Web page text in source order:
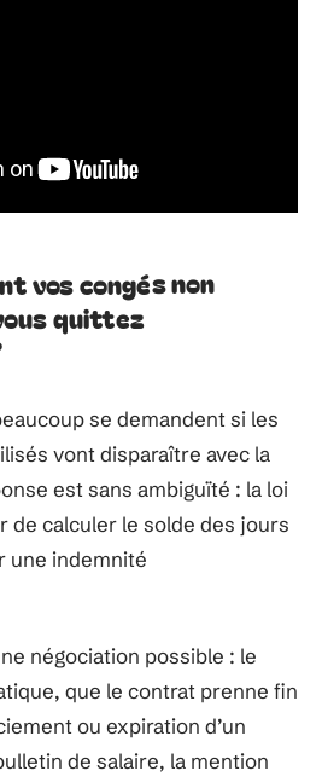
vos congés non
quittez
se demandent si les
vont disparaître avec la
est sans ambiguïté : la loi
de calculer le solde des jours
une indemnité
négociation possible : le
que le contrat prenne fin
ou expiration d’un
de salaire, la mention